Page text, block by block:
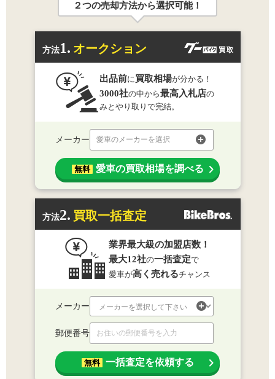
２つの売却方法から選択可能！
方法1. オークション
出品前に買取相場が分かる！
3000社の中から最高入札店の
みとやり取りで完結。
メーカー 愛車のメーカーを選択
無料 愛車の買取相場を調べる
方法2. 買取一括査定
業界最大級の加盟店数！
最大12社の一括査定で
愛車が高く売れるチャンス
メーカー
郵便番号
無料 一括査定を依頼する